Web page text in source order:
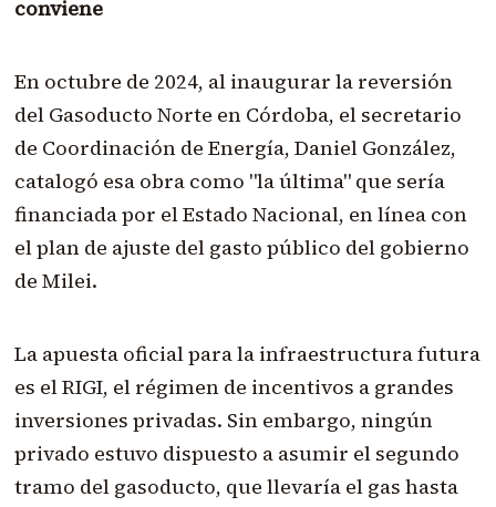
conviene
En octubre de 2024, al inaugurar la reversión
del Gasoducto Norte en Córdoba, el secretario
de Coordinación de Energía, Daniel González,
catalogó esa obra como "la última" que sería
financiada por el Estado Nacional, en línea con
el plan de ajuste del gasto público del gobierno
de Milei.
La apuesta oficial para la infraestructura futura
es el RIGI, el régimen de incentivos a grandes
inversiones privadas. Sin embargo, ningún
privado estuvo dispuesto a asumir el segundo
tramo del gasoducto, que llevaría el gas hasta